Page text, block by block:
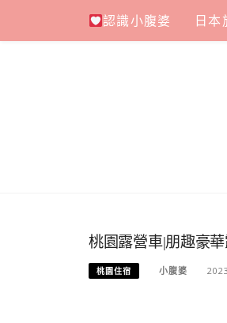
content
認識小腹婆 日本
桃園露營車|朋趣豪
桃園住宿 小腹婆